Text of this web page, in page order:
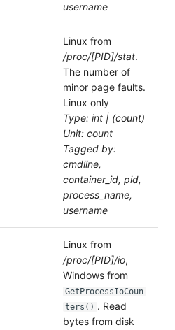
username
Linux from
/proc/[PID]/stat.
The number of
minor page faults.
Linux only
Type: int | (count)
Unit: count
Tagged by:
cmdline,
container_id, pid,
process_name,
username
Linux from
/proc/[PID]/io,
Windows from
GetProcessIoCoun
ters() . Read
bytes from disk